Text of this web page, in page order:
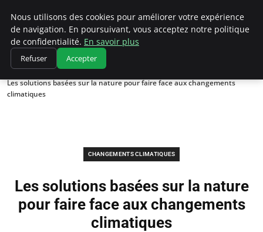
Climatedebtagents
Accueil
Changements climatiques
Les solutions basées sur la nature pour faire face aux changements
climatiques
CHANGEMENTS CLIMATIQUES
Les solutions basées sur la nature
pour faire face aux changements
climatiques
Nous utilisons des cookies pour améliorer votre expérience
de navigation. En poursuivant, vous acceptez notre politique
de confidentialité. En savoir plus
Refuser Accepter